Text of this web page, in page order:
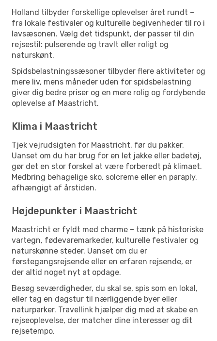
Holland tilbyder forskellige oplevelser året rundt –
fra lokale festivaler og kulturelle begivenheder til ro i
lavsæsonen. Vælg det tidspunkt, der passer til din
rejsestil: pulserende og travlt eller roligt og
naturskønt.
Spidsbelastningssæsoner tilbyder flere aktiviteter og
mere liv, mens måneder uden for spidsbelastning
giver dig bedre priser og en mere rolig og fordybende
oplevelse af Maastricht.
Klima i Maastricht
Tjek vejrudsigten for Maastricht, før du pakker.
Uanset om du har brug for en let jakke eller badetøj,
gør det en stor forskel at være forberedt på klimaet.
Medbring behagelige sko, solcreme eller en paraply,
afhængigt af årstiden.
Højdepunkter i Maastricht
Maastricht er fyldt med charme – tænk på historiske
vartegn, fødevaremarkeder, kulturelle festivaler og
naturskønne steder. Uanset om du er
førstegangsrejsende eller en erfaren rejsende, er
der altid noget nyt at opdage.
Besøg seværdigheder, du skal se, spis som en lokal,
eller tag en dagstur til nærliggende byer eller
naturparker. Travellink hjælper dig med at skabe en
rejseoplevelse, der matcher dine interesser og dit
rejsetempo.